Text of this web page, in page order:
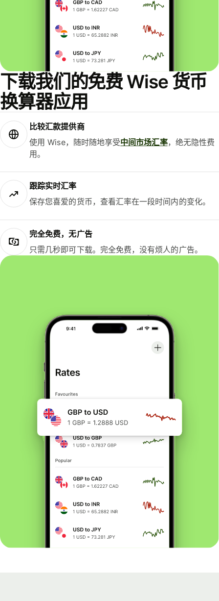
下载我们的免费 Wise 货币
换算器应用
比较汇款提供商
使用 Wise，随时随地享受中间市场汇率，绝无隐性费
用。
跟踪实时汇率
保存您喜爱的货币，查看汇率在一段时间内的变化。
完全免费，无广告
只需几秒即可下载。完全免费，没有烦人的广告。